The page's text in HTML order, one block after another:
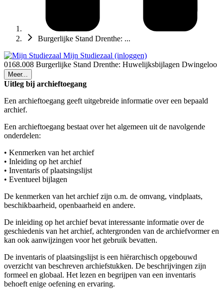
Burgerlijke Stand Drenthe: ...
Mijn Studiezaal (inloggen)
0168.008 Burgerlijke Stand Drenthe: Huwelijksbijlagen Dwingeloo
Meer...
Uitleg bij archieftoegang
Een archieftoegang geeft uitgebreide informatie over een bepaald
archief.
Een archieftoegang bestaat over het algemeen uit de navolgende
onderdelen:
• Kenmerken van het archief
• Inleiding op het archief
• Inventaris of plaatsingslijst
• Eventueel bijlagen
De kenmerken van het archief zijn o.m. de omvang, vindplaats,
beschikbaarheid, openbaarheid en andere.
De inleiding op het archief bevat interessante informatie over de
geschiedenis van het archief, achtergronden van de archiefvormer en
kan ook aanwijzingen voor het gebruik bevatten.
De inventaris of plaatsingslijst is een hiërarchisch opgebouwd
overzicht van beschreven archiefstukken. De beschrijvingen zijn
formeel en globaal. Het lezen en begrijpen van een inventaris
behoeft enige oefening en ervaring.